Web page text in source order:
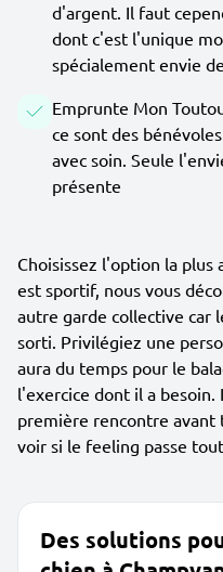
d'argent. Il faut
dont c'est l'unique
spécialement envie
Emprunte Mon
ce sont des
avec soin. Seule
présente
Choisissez l'option la
est sportif, nous vous
autre garde collective car
sorti. Privilégiez une
aura du temps pour le
l'exercice dont il a
première rencontre avant
voir si le feeling passe
Des solutions